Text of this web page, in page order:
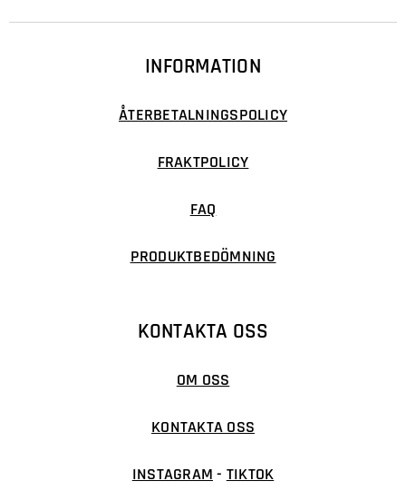
INFORMATION
ÅTERBETALNINGSPOLICY
FRAKTPOLICY
FAQ
PRODUKTBEDÖMNING
KONTAKTA OSS
OM OSS
KONTAKTA OSS
INSTAGRAM - TIKTOK